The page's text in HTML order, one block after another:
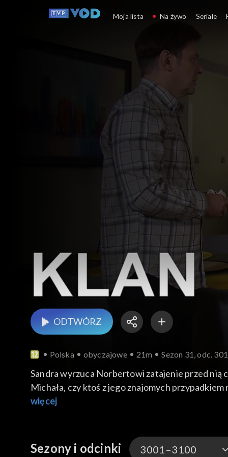
Klan
ODTWÓRZ
Polska obyczajowe 21m Sezon 31, odc.
Sandra wyrzuca Norbertowi zatajenie przed nią
Michała, czy ktoś z jego znajomych
więcej
Sezony i odcinki 3001–3100
Moja lista Na żywo Seriale